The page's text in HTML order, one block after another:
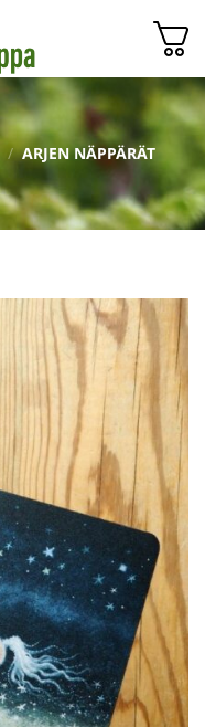
/ ARJEN NÄPPÄRÄT